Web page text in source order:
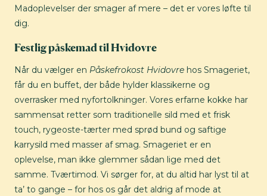
Madoplevelser der smager af mere – det er vores løfte til
dig.
Festlig påskemad til Hvidovre
Når du vælger en Påskefrokost Hvidovre hos Smageriet,
får du en buffet, der både hylder klassikerne og
overrasker med nyfortolkninger. Vores erfarne kokke har
sammensat retter som traditionelle sild med et frisk
touch, rygeoste-tærter med sprød bund og saftige
karrysild med masser af smag. Smageriet er en
oplevelse, man ikke glemmer sådan lige med det
samme. Tværtimod. Vi sørger for, at du altid har lyst til at
ta’ to gange – for hos os går det aldrig af mode at